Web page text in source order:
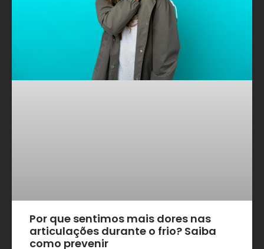
Por que sentimos mais dores nas
articulações durante o frio? Saiba
como prevenir